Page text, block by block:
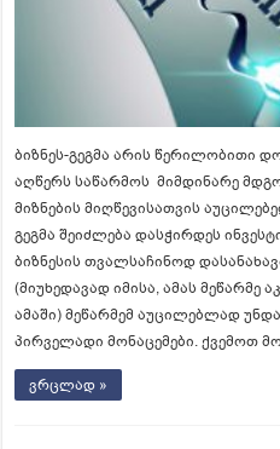
ბიზნეს-გეგმა არის წერილობითი
აღწერს საწარმოს მიმდინარე
მიზნების მიღწევისათვის
გეგმა შეიძლება დასჭირდეს
ბიზნესის თვალსაჩინოდ
(მიუხედავად იმისა, ამას მეწარმე
ამაში) მეწარმემ აუცილებლად
პირველადი მონაცემები. ქვემოთ
ვრცლად »